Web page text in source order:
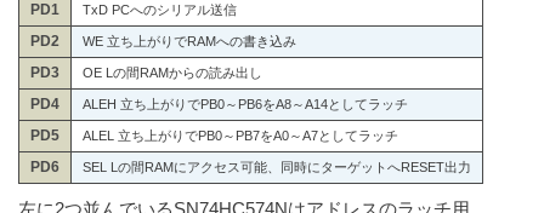
PD1 TxD PCへのシリアル送信
PD2 WE 立ち上がりでRAMへの書き込み
PD3 OE Lの間RAMからの読み出し
PD4 ALEH 立ち上がりでPB0～PB6をA8～A14としてラッチ
PD5 ALEL 立ち上がりでPB0～PB7をA0～A7としてラッチ
PD6 SEL Lの間RAMにアクセス可能、同時にターゲットへRESET出力
左に2つ並んでいるSN74HC574Nはアドレスのラッチ用。